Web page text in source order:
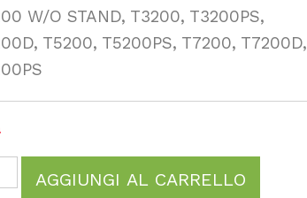
W/O STAND, T3200, T3200PS,
T5200, T5200PS, T7200, T7200D,
AGGIUNGI AL CARRELLO